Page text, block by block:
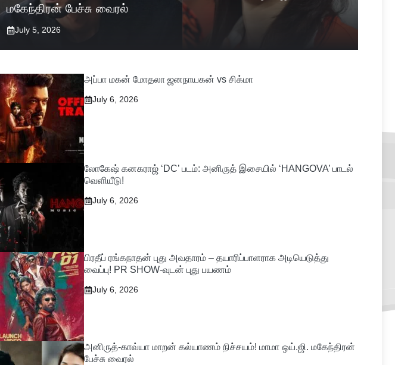
மகேந்திரன் பேச்சு வைரல்
July 5, 2026
அப்பா மகன் மோதலா ஜனநாயகன் vs சிக்மா
July 6, 2026
லோகேஷ் கனகராஜ் ‘DC’ படம்: அனிருத் இசையில் ‘HANGOVA’ பாடல்
வெளியீடு!
July 6, 2026
பிரதீப் ரங்கநாதன் புது அவதாரம் – தயாரிப்பாளராக அடியெடுத்து
வைப்பு! PR SHOW-வுடன் புது பயணம்
July 6, 2026
அனிருத்-காவ்யா மாறன் கல்யாணம் நிச்சயம்! மாமா ஒய்.ஜி. மகேந்திரன்
பேச்சு வைரல்